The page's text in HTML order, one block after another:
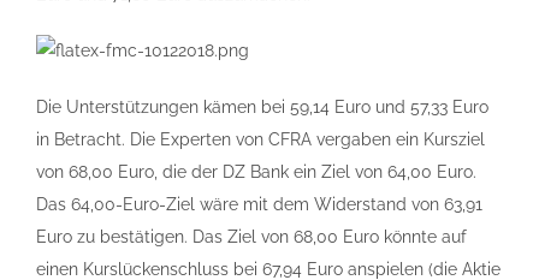
Die Unterstützungen kämen bei 59,14 Euro und 57,33 Euro
in Betracht. Die Experten von CFRA vergaben ein Kursziel
von 68,00 Euro, die der DZ Bank ein Ziel von 64,00 Euro.
Das 64,00-Euro-Ziel wäre mit dem Widerstand von 63,91
Euro zu bestätigen. Das Ziel von 68,00 Euro könnte auf
einen Kurslückenschluss bei 67,94 Euro anspielen (die Aktie